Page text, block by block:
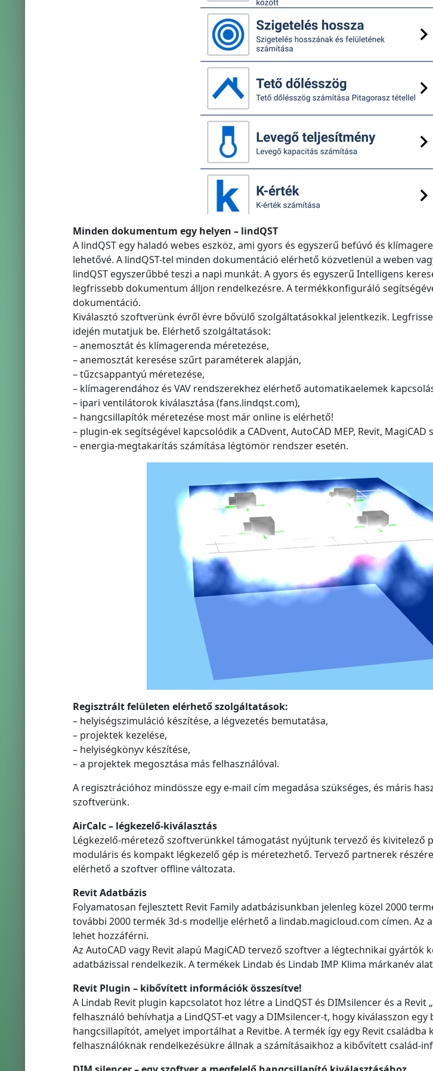
Minden dokumentum egy helyen – lindQST
A lindQST egy haladó webes eszköz, ami gyors és egyszerű befúvó és
lehetővé. A lindQST-tel minden dokumentáció elérhető közvetlenül a weben
lindQST egyszerűbbé teszi a napi munkát. A gyors és egyszerű Intelligens
legfrissebb dokumentum álljon rendelkezésre. A termékkonfiguráló
dokumentáció.
Kiválasztó szoftverünk évről évre bővülő szolgáltatásokkal jelentkezik.
idején mutatjuk be. Elérhető szolgáltatások:
– anemosztát és klímagerenda méretezése,
– anemosztát keresése szűrt paraméterek alapján,
– tűzcsappantyú méretezése,
– klímagerendához és VAV rendszerekhez elérhető automatikaelemek
– ipari ventilátorok kiválasztása (fans.lindqst.com),
– hangcsillapítók méretezése most már online is elérhető!
– plugin-ek segítségével kapcsolódik a CADvent, AutoCAD MEP, Revit, MagiCAD
– energia-megtakarítás számítása légtömör rendszer esetén.
Regisztrált felületen elérhető szolgáltatások:
– helyiségszimuláció készítése, a légvezetés bemutatása,
– projektek kezelése,
– helyiségkönyv készítése,
– a projektek megosztása más felhasználóval.
A regisztrációhoz mindössze egy e-mail cím megadása szükséges, és máris
szoftverünk.
AirCalc – légkezelő-kiválasztás
Légkezelő-méretező szoftverünkkel támogatást nyújtunk tervező és kivitelező
moduláris és kompakt légkezelő gép is méretezhető. Tervező partnerek
elérhető a szoftver offline változata.
Revit Adatbázis
Folyamatosan fejlesztett Revit Family adatbázisunkban jelenleg közel 2000
további 2000 termék 3d-s modellje elérhető a lindab.magicloud.com címen. Az
lehet hozzáférni.
Az AutoCAD vagy Revit alapú MagiCAD tervező szoftver a légtechnikai gyártók
adatbázissal rendelkezik. A termékek Lindab és Lindab IMP Klima márkanév
Revit Plugin – kibővített információk összesítve!
A Lindab Revit plugin kapcsolatot hoz létre a LindQST és DIMsilencer és a Revit
felhasználó behívhatja a LindQST-et vagy a DIMsilencer-t, hogy kiválasszon
hangcsillapítót, amelyet importálhat a Revitbe. A termék így egy Revit családba
felhasználóknak rendelkezésükre állnak a számításaikhoz a kibővített család-